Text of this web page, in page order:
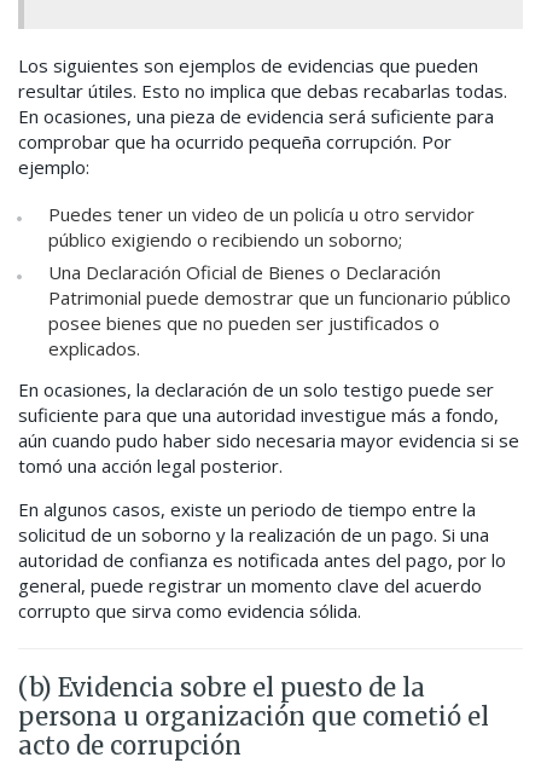
Los siguientes son ejemplos de evidencias que pueden
resultar útiles. Esto no implica que debas recabarlas todas.
En ocasiones, una pieza de evidencia será suficiente para
comprobar que ha ocurrido pequeña corrupción. Por
ejemplo:
Puedes tener un video de un policía u otro servidor
público exigiendo o recibiendo un soborno;
Una Declaración Oficial de Bienes o Declaración
Patrimonial puede demostrar que un funcionario público
posee bienes que no pueden ser justificados o
explicados.
En ocasiones, la declaración de un solo testigo puede ser
suficiente para que una autoridad investigue más a fondo,
aún cuando pudo haber sido necesaria mayor evidencia si se
tomó una acción legal posterior.
En algunos casos, existe un periodo de tiempo entre la
solicitud de un soborno y la realización de un pago. Si una
autoridad de confianza es notificada antes del pago, por lo
general, puede registrar un momento clave del acuerdo
corrupto que sirva como evidencia sólida.
(b) Evidencia sobre el puesto de la
persona u organización que cometió el
acto de corrupción